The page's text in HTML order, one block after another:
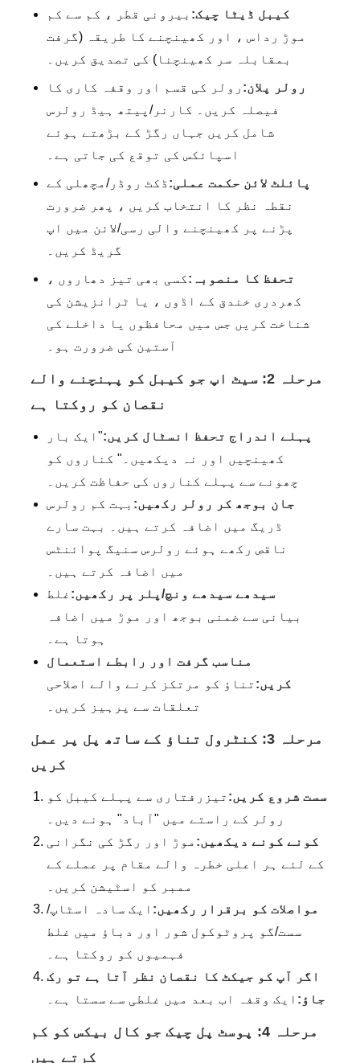
کیبل ڈیٹا چیک: بیرونی قطر ، کم سے کم
موڑ رداس ، اور کھینچنے کا طریقہ (گرفت
بمقابلہ سر کھینچنا) کی تصدیق کریں۔
رولر پلان: رولر کی قسم اور وقفہ کاری کا
فیصلہ کریں۔ کارنر/پیتھ ہیڈ رولرس
شامل کریں جہاں رگڑ کے بڑھتے ہوئے
اسپائکس کی توقع کی جاتی ہے۔
پائلٹ لائن حکمت عملی: ڈکٹ روڈر/مچھلی کے
نقطہ نظر کا انتخاب کریں ، پھر ضرورت
پڑنے پر کھینچنے والی رسی/لائن میں اپ
گریڈ کریں۔
تحفظ کا منصوبہ:کسی بھی تیز دھاروں ،
کھردری خندق کے اڈوں ، یا ٹرانزیشن کی
شناخت کریں جس میں محافظوں یا داخلے کی
آستین کی ضرورت ہو۔
مرحلہ 2: سیٹ اپ جو کیبل کو پہنچنے والے
نقصان کو روکتا ہے
پہلے اندراج تحفظ انسٹال کریں:"ایک بار
کھینچیں اور نہ دیکھیں۔" کناروں کو
چھونے سے پہلے کناروں کی حفاظت کریں۔
جان بوجھ کر رولر رکھیں: بہت کم رولرس
ڈریگ میں اضافہ کرتے ہیں۔ بہت سارے
ناقص رکھے ہوئے رولرس سنیگ پوائنٹس
میں اضافہ کرتے ہیں۔
سیدھے سیدھے ونچ/پلر پر رکھیں: غلط
بیانی سے ضمنی بوجھ اور موڑ میں اضافہ
ہوتا ہے۔
مناسب گرفت اور رابطے استعمال
کریں: تناؤ کو مرتکز کرنے والے اصلاحی
تعلقات سے پرہیز کریں۔
مرحلہ 3: کنٹرول تناؤ کے ساتھ پل پر عمل
کریں
سست شروع کریں: تیزرفتاری سے پہلے کیبل کو
رولر کے راستے میں "آباد" ہونے دیں۔
کونے کونے دیکھیں: موڑ اور رگڑ کی نگرانی
کے لئے ہر اعلی خطرہ والے مقام پر عملے کے
ممبر کو اسٹیشن کریں۔
مواصلات کو برقرار رکھیں: ایک سادہ اسٹاپ/
سست/گو پروٹوکول شور اور دباؤ میں غلط
فہمیوں کو روکتا ہے۔
اگر آپ کو جیکٹ کا نقصان نظر آتا ہے تو رک
جاؤ: ایک وقفہ اب بعد میں غلطی سے سستا ہے۔
مرحلہ 4: پوسٹ پل چیک جو کال بیکس کو کم
کرتے ہیں